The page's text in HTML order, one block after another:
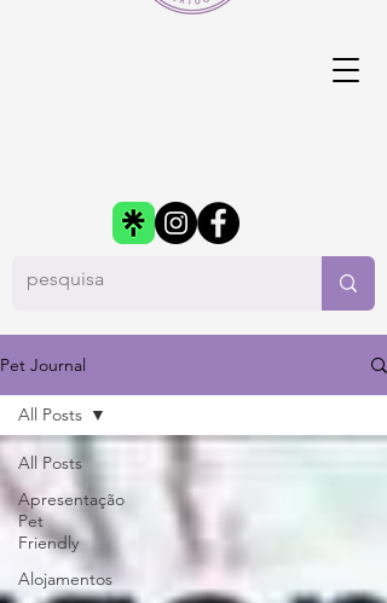
Pet Journal
All Posts
Apresentação
Pet
Friendly
Alojamentos
All Posts